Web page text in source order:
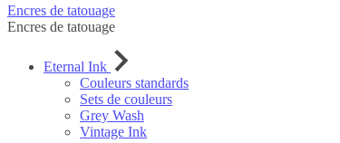
Encres de tatouage
Encres de tatouage
Eternal Ink
Couleurs standards
Sets de couleurs
Grey Wash
Vintage Ink